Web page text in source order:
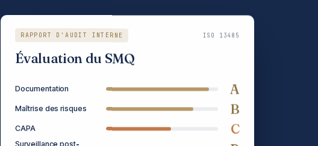
RAPPORT D'AUDIT INTERNE ISO 13485
Évaluation du SMQ
Documentation A
Maîtrise des risques B
CAPA C